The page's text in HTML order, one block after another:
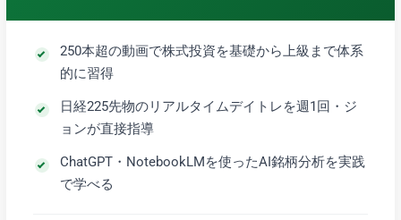
250本超の動画で株式投資を基礎から上級まで体系
的に習得
日経225先物のリアルタイムデイトレを週1回・ジ
ョンが直接指導
ChatGPT・NotebookLMを使ったAI銘柄分析を実践
で学べる